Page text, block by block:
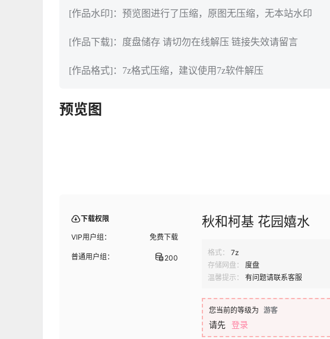
[作品水印]：预览图进行了压缩，原图无压缩，无本站水印
[作品下载]：度盘储存 请切勿在线解压 链接失效请留言
[作品格式]：7z格式压缩，建议使用7z软件解压
预览图
下载权限
VIP用户组： 免费下载
普通用户组： 200
秋和柯基 花园嬉水
格式： 7z
存储网盘：
度盘
温馨提示：
有问题请联系客服
您当前的等级为 游客
请先 登录